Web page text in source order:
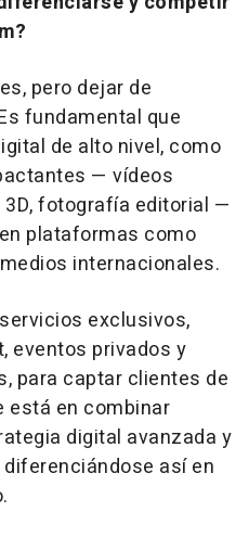
?
pero dejar de
fundamental que
de alto nivel, como
— vídeos
3D, fotografía editorial —
plataformas como
internacionales.
exclusivos,
, eventos privados y
para captar clientes de
está en combinar
digital avanzada y
así en